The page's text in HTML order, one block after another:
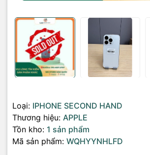
Loại: IPHONE SECOND HAND
Thương hiệu: APPLE
Tồn kho: 1 sản phẩm
Mã sản phẩm: WQHYYNHLFD